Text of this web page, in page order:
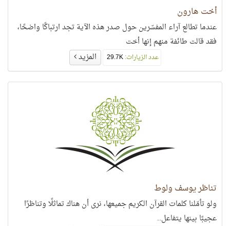
أخت هارون
عندما تطالع آراء المفسّرين حول صدر هذه الآية تجد ارتباكًا واضحًا،
فقد قالت طائفة منهم إنها أخت
عدد الزيارات:29.7K المزيد
تناظر يوسف ولوط
ولو تأمّلنا كلمات القرآن الكريم جميعها، نرى أن هناك تماثلًا وتناظرًا
عجيبًا بينها يتفاعل..